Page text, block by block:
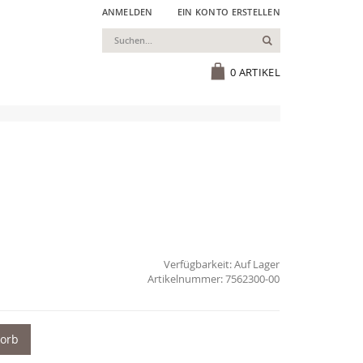
ANMELDEN EIN KONTO ERSTELLEN
0 ARTIKEL
Suchen
Verfügbarkeit:Auf Lager
7562300-00